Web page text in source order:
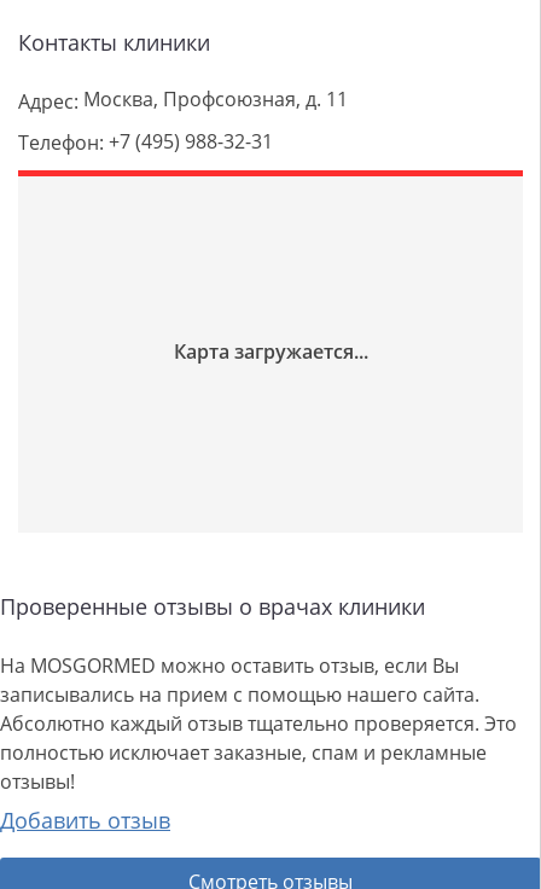
Контакты клиники
Адрес: Москва, Профсоюзная, д. 11
Телефон: +7 (495) 988-32-31
Проверенные отзывы о врачах клиники
На MOSGORMED можно оставить отзыв, если Вы
записывались на прием с помощью нашего сайта.
Абсолютно каждый отзыв тщательно проверяется. Это
полностью исключает заказные, спам и рекламные
отзывы!
Добавить отзыв
Смотреть отзывы